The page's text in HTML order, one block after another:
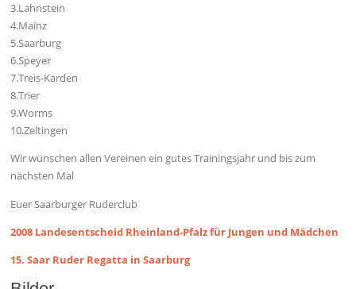
3.Lahnstein
4.Mainz
5.Saarburg
6.Speyer
7.Treis-Karden
8.Trier
9.Worms
10.Zeltingen
Wir wünschen allen Vereinen ein gutes Trainingsjahr und bis zum
nächsten Mal
Euer Saarburger Ruderclub
2008 Landesentscheid Rheinland-Pfalz für Jungen und Mädchen
15. Saar Ruder Regatta in Saarburg